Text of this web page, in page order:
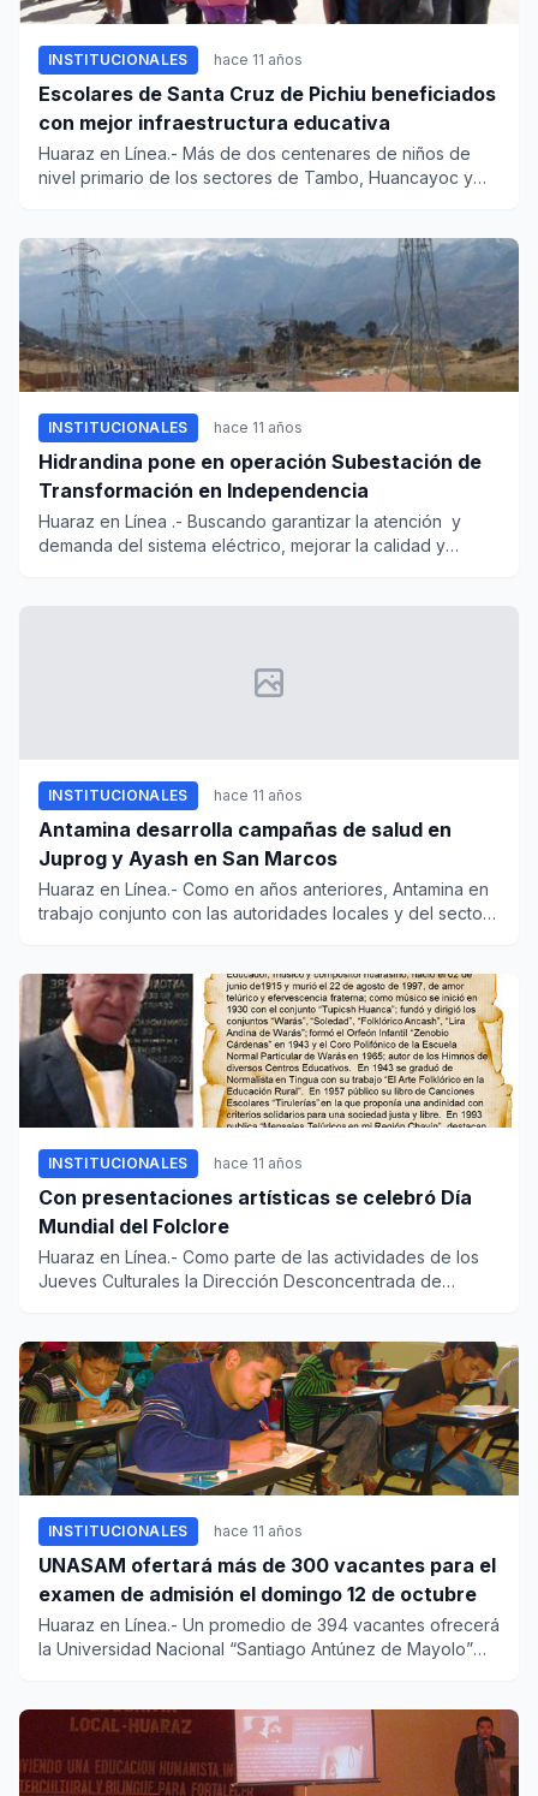
INSTITUCIONALES hace 11 años
Escolares de Santa Cruz de Pichiu beneficiados
con mejor infraestructura educativa
Huaraz en Línea.- Más de dos centenares de niños de
nivel primario de los sectores de Tambo, Huancayoc y
INSTITUCIONALES hace 11 años
Hidrandina pone en operación Subestación de
Transformación en Independencia
Huaraz en Línea .- Buscando garantizar la atención y
demanda del sistema eléctrico, mejorar la calidad y
INSTITUCIONALES hace 11 años
Antamina desarrolla campañas de salud en
Juprog y Ayash en San Marcos
Huaraz en Línea.- Como en años anteriores, Antamina en
trabajo conjunto con las autoridades locales y del sector
INSTITUCIONALES hace 11 años
Con presentaciones artísticas se celebró Día
Mundial del Folclore
Huaraz en Línea.- Como parte de las actividades de los
Jueves Culturales la Dirección Desconcentrada de
INSTITUCIONALES hace 11 años
UNASAM ofertará más de 300 vacantes para el
examen de admisión el domingo 12 de octubre
Huaraz en Línea.- Un promedio de 394 vacantes ofrecerá
la Universidad Nacional “Santiago Antúnez de Mayolo”